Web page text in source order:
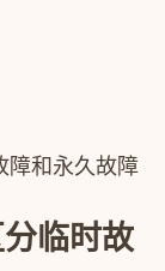
障和永久故障
临时故